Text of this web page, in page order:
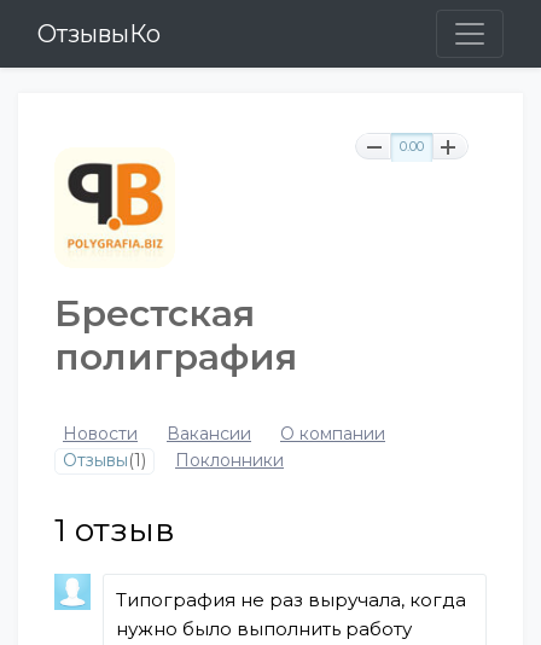
ОтзывыКо
0.00
Брестская
полиграфия
Новости Вакансии
О компании
Отзывы(1) Поклонники
1 отзыв
Типография не раз выручала, когда
нужно было выполнить работу